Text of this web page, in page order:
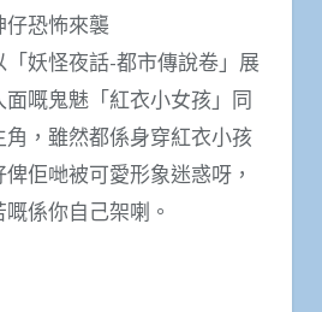
仔恐怖來襲
妖怪夜話-都市傳說卷」展
嘅鬼魅「紅衣小女孩」同
角，雖然都係身穿紅衣小孩
佢哋被可愛形象迷惑呀，
係你自己架喇。